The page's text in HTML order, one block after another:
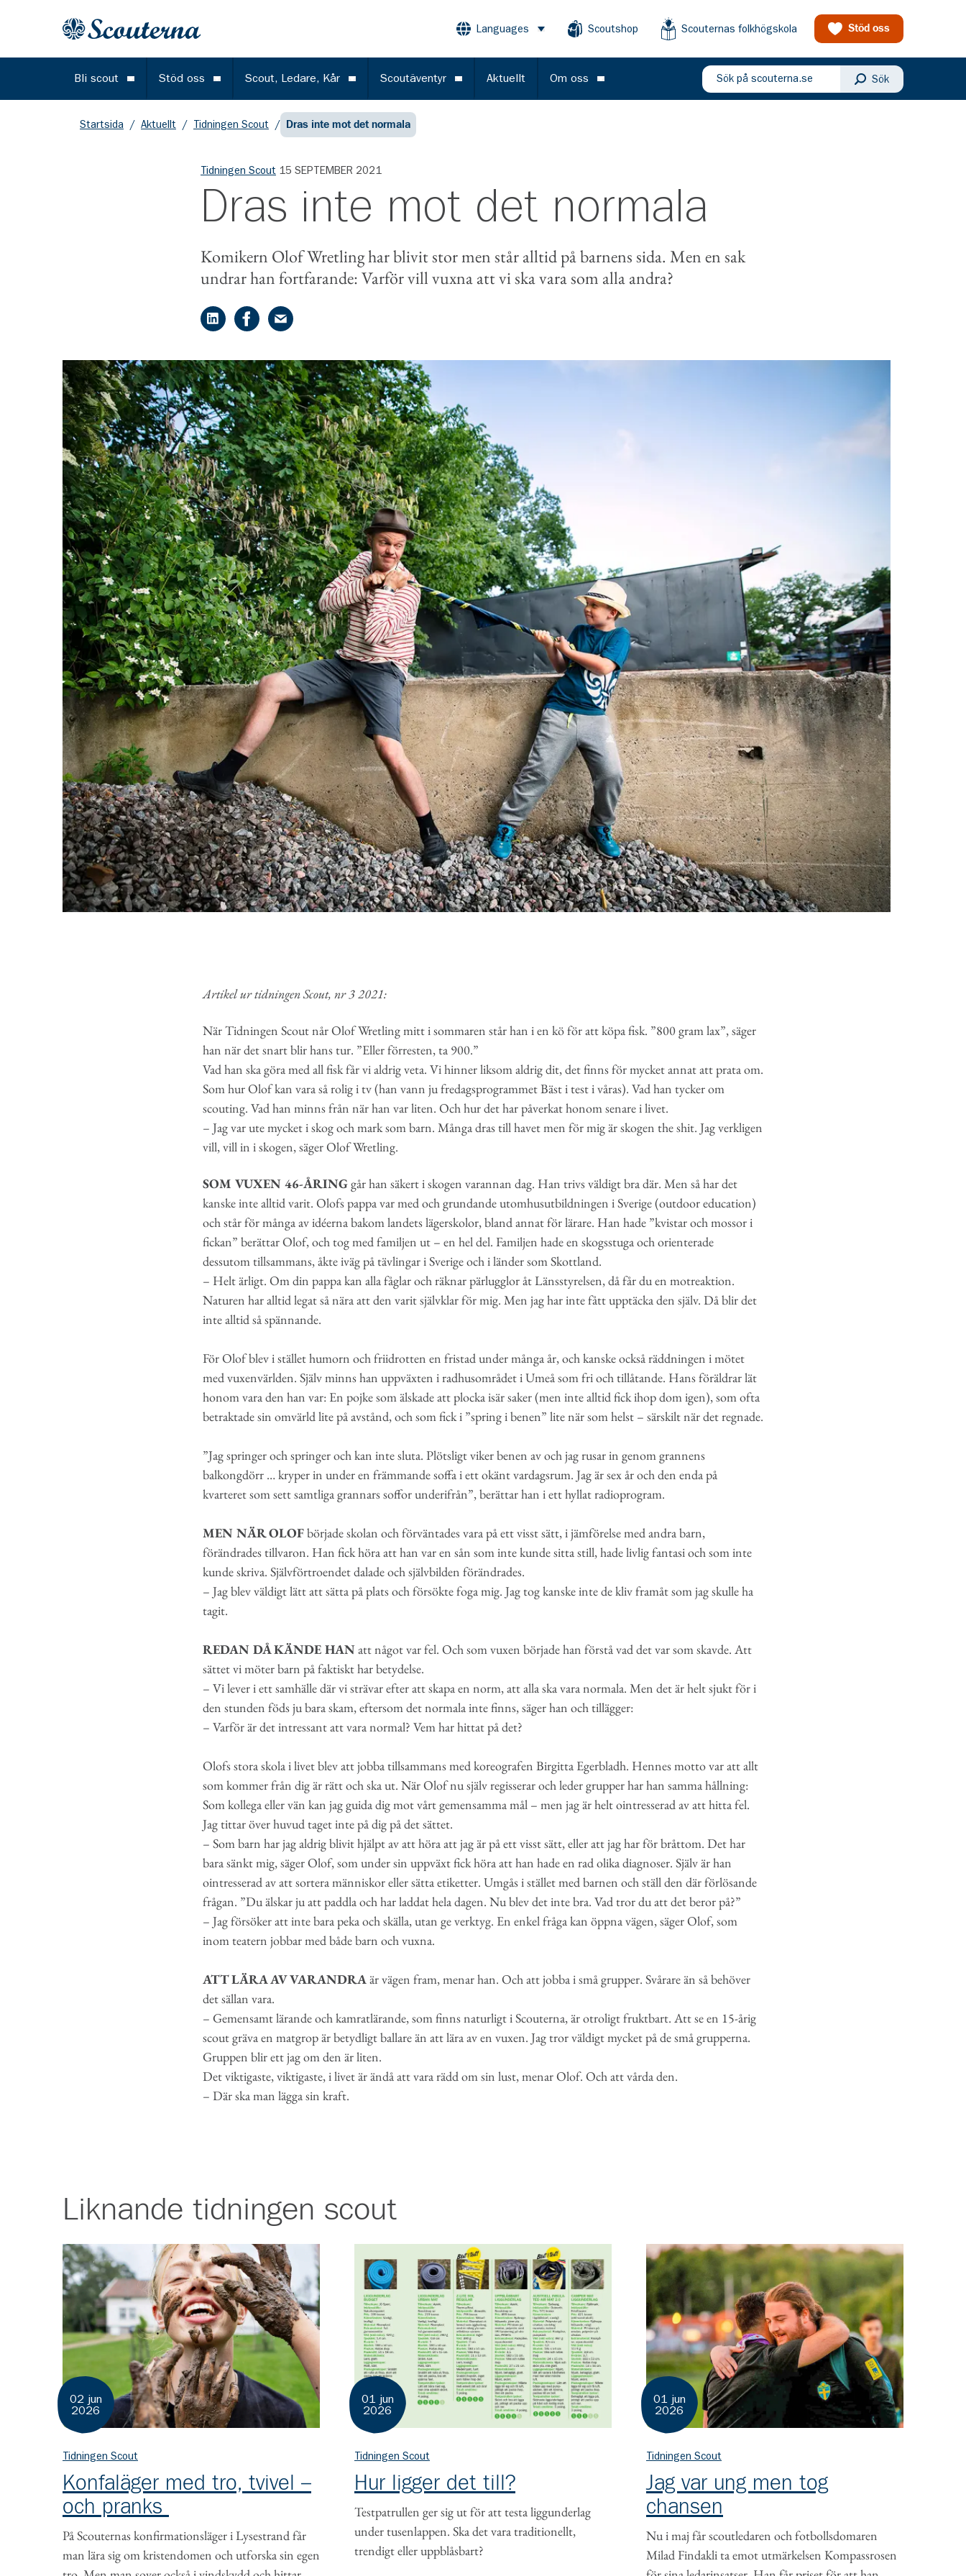
Gå till huvudinnehållet
Languages Öppna menyScoutshop Scouternas folkhögskola Stöd oss
Bli scout Öppna meny
Stöd oss Öppna meny
Scout, Ledare, Kår Öppna meny
Scoutäventyr Öppna meny
Aktuellt Om oss Öppna meny
Sök på scouterna.se Sök
Startsida / Aktuellt / Tidningen Scout / Dras inte mot det normala
Tidningen Scout 15 SEPTEMBER 2021
Dras inte mot det normala
Komikern Olof Wretling har blivit stor men står alltid på barnens sida. Men en sak
undrar han fortfarande: Varför vill vuxna att vi ska vara som alla andra?
Dela på LinkedIn
Dela på Facebook
Dela på e-post
Artikel ur tidningen Scout, nr 3 2021:
När Tidningen Scout når Olof Wretling mitt i sommaren står han i en kö för att köpa fisk. ”800 gram lax”, säger
han när det snart blir hans tur. ”Eller förresten, ta 900.”
Vad han ska göra med all fisk får vi aldrig veta. Vi hinner liksom aldrig dit, det finns för mycket annat att prata om.
Som hur Olof kan vara så rolig i tv (han vann ju fredagsprogrammet Bäst i test i våras). Vad han tycker om
scouting. Vad han minns från när han var liten. Och hur det har påverkat honom senare i livet.
– Jag var ute mycket i skog och mark som barn. Många dras till havet men för mig är skogen the shit. Jag verkligen
vill, vill in i skogen, säger Olof Wretling.
SOM VUXEN 46-ÅRINGgår han säkert i skogen varannan dag. Han trivs väldigt bra där. Men så har det
kanske inte alltid varit. Olofs pappa var med och grundande utomhusutbildningen i Sverige (outdoor education)
och står för många av idéerna bakom landets lägerskolor, bland annat för lärare. Han hade ”kvistar och mossor i
fickan” berättar Olof, och tog med familjen ut – en hel del. Familjen hade en skogsstuga och orienterade
dessutom tillsammans, åkte iväg på tävlingar i Sverige och i länder som Skottland.
– Helt ärligt. Om din pappa kan alla fåglar och räknar pärlugglor åt Länsstyrelsen, då får du en motreaktion.
Naturen har alltid legat så nära att den varit självklar för mig. Men jag har inte fått upptäcka den själv. Då blir det
inte alltid så spännande.
För Olof blev i stället humorn och friidrotten en fristad under många år, och kanske också räddningen i mötet
med vuxenvärlden. Själv minns han uppväxten i radhusområdet i Umeå som fri och tillåtande. Hans föräldrar lät
honom vara den han var: En pojke som älskade att plocka isär saker (men inte alltid fick ihop dom igen), som ofta
betraktade sin omvärld lite på avstånd, och som fick i ”spring i benen” lite när som helst – särskilt när det regnade.
”Jag springer och springer och kan inte sluta. Plötsligt viker benen av och jag rusar in genom grannens
balkongdörr … kryper in under en främmande soffa i ett okänt vardagsrum. Jag är sex år och den enda på
kvarteret som sett samtliga grannars soffor underifrån”, berättar han i ett hyllat radioprogram.
MEN NÄR OLOFbörjade skolan och förväntades vara på ett visst sätt, i jämförelse med andra barn,
förändrades tillvaron. Han fick höra att han var en sån som inte kunde sitta still, hade livlig fantasi och som inte
kunde skriva. Självförtroendet dalade och självbilden förändrades.
– Jag blev väldigt lätt att sätta på plats och försökte foga mig. Jag tog kanske inte de kliv framåt som jag skulle ha
tagit.
REDAN DÅ KÄNDE HANatt något var fel. Och som vuxen började han förstå vad det var som skavde. Att
sättet vi möter barn på faktiskt har betydelse.
– Vi lever i ett samhälle där vi strävar efter att skapa en norm, att alla ska vara normala. Men det är helt sjukt för i
den stunden föds ju bara skam, eftersom det normala inte finns, säger han och tillägger:
– Varför är det intressant att vara normal? Vem har hittat på det?
Olofs stora skola i livet blev att jobba tillsammans med koreografen Birgitta Egerbladh. Hennes motto var att allt
som kommer från dig är rätt och ska ut. När Olof nu själv regisserar och leder grupper har han samma hållning:
Som kollega eller vän kan jag guida dig mot vårt gemensamma mål – men jag är helt ointresserad av att hitta fel.
Jag tittar över huvud taget inte på dig på det sättet.
– Som barn har jag aldrig blivit hjälpt av att höra att jag är på ett visst sätt, eller att jag har för bråttom. Det har
bara sänkt mig, säger Olof, som under sin uppväxt fick höra att han hade en rad olika diagnoser. Själv är han
ointresserad av att sortera människor eller sätta etiketter. Umgås i stället med barnen och ställ den där förlösande
frågan. ”Du älskar ju att paddla och har laddat hela dagen. Nu blev det inte bra. Vad tror du att det beror på?”
– Jag försöker att inte bara peka och skälla, utan ge verktyg. En enkel fråga kan öppna vägen, säger Olof, som
inom teatern jobbar med både barn och vuxna.
ATT LÄRA AV VARANDRAär vägen fram, menar han. Och att jobba i små grupper. Svårare än så behöver
det sällan vara.
– Gemensamt lärande och kamratlärande, som finns naturligt i Scouterna, är otroligt fruktbart. Att se en 15-årig
scout gräva en matgrop är betydligt ballare än att lära av en vuxen. Jag tror väldigt mycket på de små grupperna.
Gruppen blir ett jag om den är liten.
Det viktigaste, viktigaste, i livet är ändå att vara rädd om sin lust, menar Olof. Och att vårda den.
– Där ska man lägga sin kraft.
Liknande tidningen scout
02 jun
2026
Tidningen Scout
Konfaläger med tro, tvivel –
och pranks
På Scouternas konfirmationsläger i Lysestrand får
man lära sig om kristendomen och utforska sin egen
01 jun
2026
Tidningen Scout
Hur ligger det till?
Testpatrullen ger sig ut för att testa liggunderlag
under tusenlappen. Ska det vara traditionellt,
trendigt eller uppblåsbart?
01 jun
2026
Tidningen Scout
Jag var ung men tog
chansen
Nu i maj får scoutledaren och fotbollsdomaren
Milad Findakli ta emot utmärkelsen Kompassrosen